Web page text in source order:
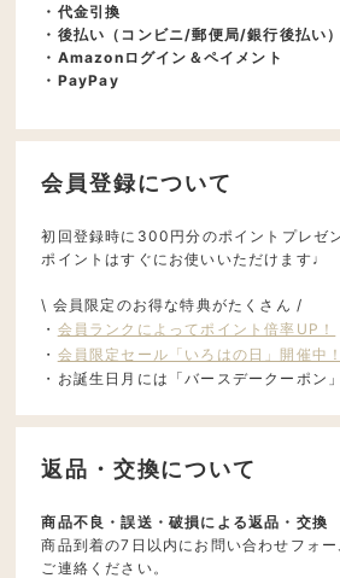
・代金引換
・後払い（コンビニ/郵便局/銀行後払い）
・Amazonログイン＆ペイメント
・PayPay
会員登録について
初回登録時に300円分のポイントプレゼ
ポイントはすぐにお使いいただけます♩
\ 会員限定のお得な特典がたくさん /
・ 会員ランクによってポイント倍率UP！
・ 会員限定セール「いろはの日」開催中！
・お誕生日月には「バースデークーポン
返品・交換について
商品不良・誤送・破損による返品・交換
商品到着の7日以内にお問い合わせフォー
ご連絡ください。